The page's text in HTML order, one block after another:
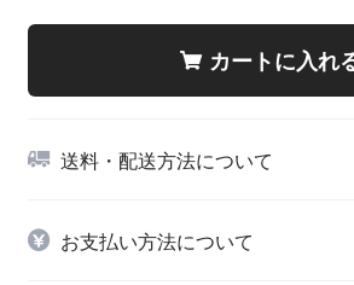
カートに入れ
送料・配送方法について
お支払い方法について